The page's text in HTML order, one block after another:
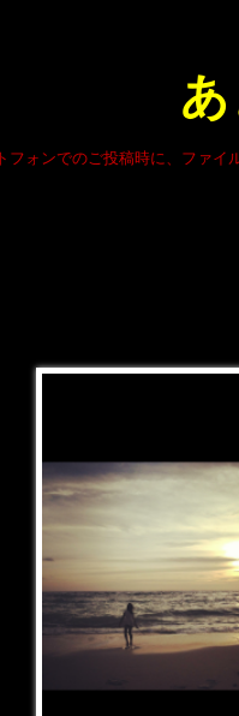
フォンでのご投稿時に、ファイ